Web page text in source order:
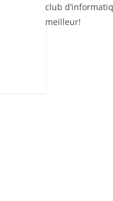
club
meilleur!